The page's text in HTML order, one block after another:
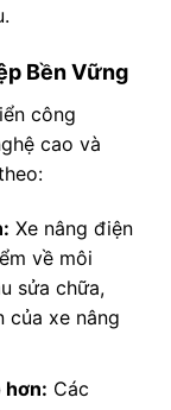
Bền Vững
công
cao và
Xe nâng điện
về môi
sửa chữa,
của xe nâng
hơn: Các